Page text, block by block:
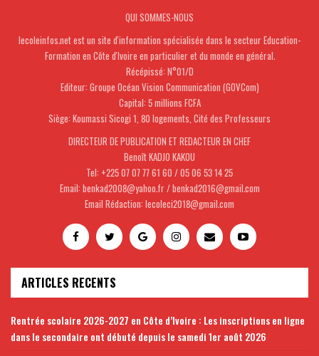
QUI SOMMES-NOUS
lecoleinfos.net est un site d'information spécialisée dans le secteur Education-
Formation en Côte d'Ivoire en particulier et du monde en général.
Récépissé: N°01/D
Editeur: Groupe Océan Vision Communication (GOVCom)
Capital: 5 millions FCFA
Siège: Koumassi Sicogi 1, 80 logements, Cité des Professeurs
DIRECTEUR DE PUBLICATION ET REDACTEUR EN CHEF
Benoît KADJO KAKOU
Tel: +225 07 07 77 61 60 / 05 06 53 14 25
Email: benkad2008@yahoo.fr / benkad2016@gmail.com
Email Rédaction: lecoleci2018@gmail.com
ARTICLES RECENTS
Rentrée scolaire 2026-2027 en Côte d’Ivoire : Les inscriptions en ligne
dans le secondaire ont débuté depuis le samedi 1er août 2026